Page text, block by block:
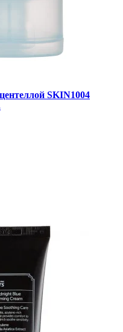
SKIN1004